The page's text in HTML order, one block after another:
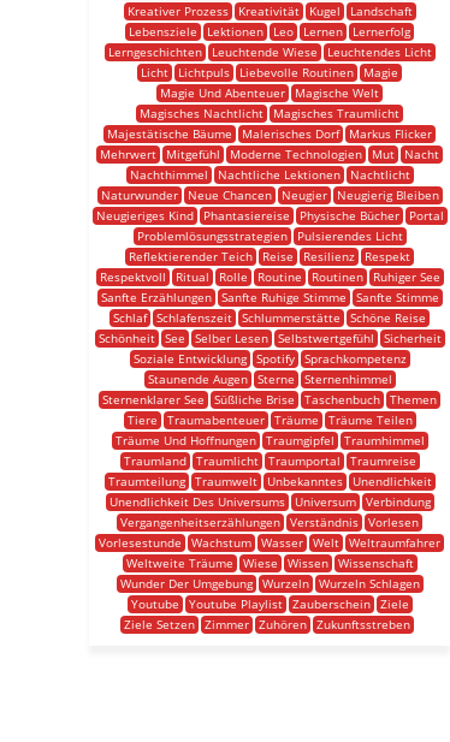
Kreativer Prozess
Kreativität Kugel
Landschaft
Lebensziele
Lektionen Leo Lernen
Lernerfolg
Lerngeschichten
Leuchtende Wiese
Leuchtendes Licht
Licht
Lichtpuls Liebevolle Routinen
Magie
Magie Und Abenteuer
Magische Welt
Magisches Nachtlicht
Magisches Traumlicht
Majestätische Bäume
Malerisches Dorf
Markus Flicker
Mehrwert
Mitgefühl Moderne Technologien Mut
Nacht
Nachthimmel
Nachtliche Lektionen
Nachtlicht
Naturwunder
Neue Chancen Neugier
Neugierig Bleiben
Neugieriges Kind
Phantasiereise Physische Bücher
Portal
Problemlösungsstrategien
Pulsierendes Licht
Reflektierender Teich
Reise Resilienz
Respekt
Respektvoll
Ritual Rolle Routine Routinen
Ruhiger See
Sanfte Erzählungen
Sanfte Ruhige Stimme
Sanfte Stimme
Schlaf Schlafenszeit Schlummerstätte
Schöne Reise
Schönheit
See Selber Lesen Selbstwertgefühl
Sicherheit
Soziale Entwicklung
Spotify
Sprachkompetenz
Staunende Augen
Sterne
Sternenhimmel
Sternenklarer See
Süßliche Brise Taschenbuch Themen
Tiere
Traumabenteuer Träume
Träume Teilen
Träume Und Hoffnungen
Traumgipfel
Traumhimmel
Traumland
Traumlicht Traumportal
Traumreise
Traumteilung
Traumwelt Unbekanntes
Unendlichkeit
Unendlichkeit Des Universums
Universum
Verbindung
Vergangenheitserzählungen Verständnis Vorlesen
Vorlesestunde
Wachstum Wasser Welt Weltraumfahrer
Weltweite Träume
Wiese Wissen
Wissenschaft
Wunder Der Umgebung
Wurzeln
Wurzeln Schlagen
Youtube
Youtube Playlist Zauberschein
Ziele
Ziele Setzen
Zimmer Zuhören Zukunftsstreben